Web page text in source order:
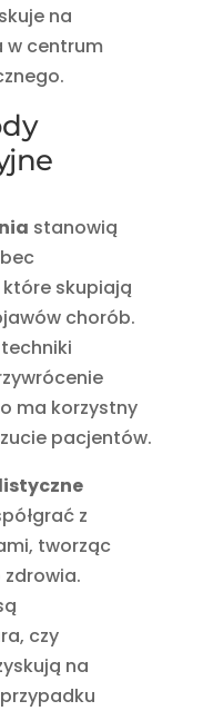
na
w centrum
stanowią
skupiają
chorób.
ma korzystny
pacjentów.
z
tworząc
czy
na